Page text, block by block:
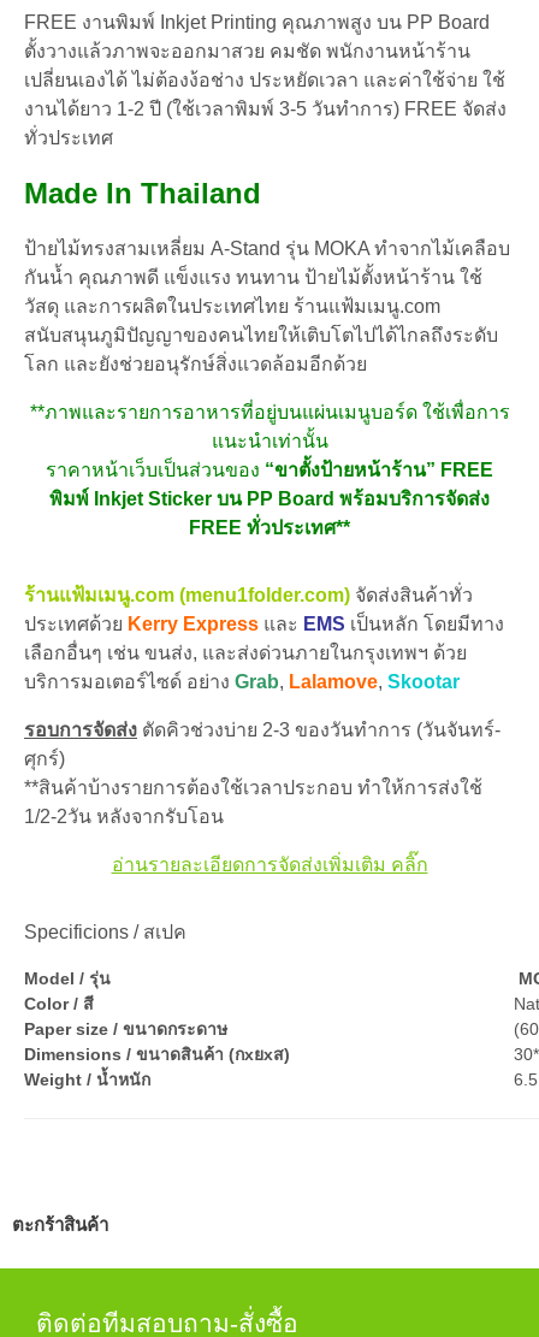
FREE งานพิมพ์ Inkjet Printing คุณภาพสูง บน PP Board
ตั้งวางแล้วภาพจะออกมาสวย คมชัด พนักงานหน้าร้าน
เปลี่ยนเองได้ ไม่ต้องง้อช่าง ประหยัดเวลา และค่าใช้จ่าย ใช้
งานได้ยาว 1-2 ปี (ใช้เวลาพิมพ์ 3-5 วันทำการ) FREE จัดส่ง
ทั่วประเทศ
Made In Thailand
ป้ายไม้ทรงสามเหลี่ยม A-Stand รุ่น MOKA ทำจากไม้เคลือบ
กันน้ำ คุณภาพดี แข็งแรง ทนทาน ป้ายไม้ตั้งหน้าร้าน ใช้
วัสดุ และการผลิตในประเทศไทย ร้านแฟ้มเมนู.com
สนับสนุนภูมิปัญญาของคนไทยให้เติบโตไปได้ไกลถึงระดับ
โลก และยังช่วยอนุรักษ์สิ่งแวดล้อมอีกด้วย
**ภาพและรายการอาหารที่อยู่บนแผ่นเมนูบอร์ด ใช้เพื่อการ
แนะนำเท่านั้น
ราคาหน้าเว็บเป็นส่วนของ “ขาตั้งป้ายหน้าร้าน” FREE
พิมพ์ Inkjet Sticker บน PP Board พร้อมบริการจัดส่ง
FREE ทั่วประเทศ**
ร้านแฟ้มเมนู.com (menu1folder.com) จัดส่งสินค้าทั่ว
ประเทศด้วย Kerry Express และ EMS เป็นหลัก โดยมีทาง
เลือกอื่นๆ เช่น ขนส่ง, และส่งด่วนภายในกรุงเทพฯ ด้วย
บริการมอเตอร์ไซด์ อย่าง Grab, Lalamove, Skootar
รอบการจัดส่ง ตัดคิวช่วงบ่าย 2-3 ของวันทำการ (วันจันทร์-
ศุกร์)
**สินค้าบ้างรายการต้องใช้เวลาประกอบ ทำให้การส่งใช้
1/2-2วัน หลังจากรับโอน
อ่านรายละเอียดการจัดส่งเพิ่มเติม คลิ๊ก
Specificions / สเปค
Model / รุ่น
Color / สี
Paper size / ขนาดกระดาษ
Dimensions / ขนาดสินค้า (กxยxส)
Weight / น้ำหนัก
ตะกร้าสินค้า
ติดต่อทีมสอบถาม-สั่งซื้อ